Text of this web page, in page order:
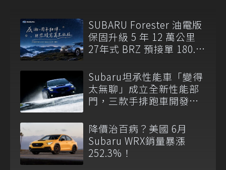
SUBARU Forester 油電版
保固升級 5 年 12 萬公里
27年式 BRZ 預接單 180.8
Subaru坦承性能車「變得
太無聊」成立全新性能部
門，三款手排跑車開發
降價治百病？美國 6月
Subaru WRX銷量暴漲
252.3%！